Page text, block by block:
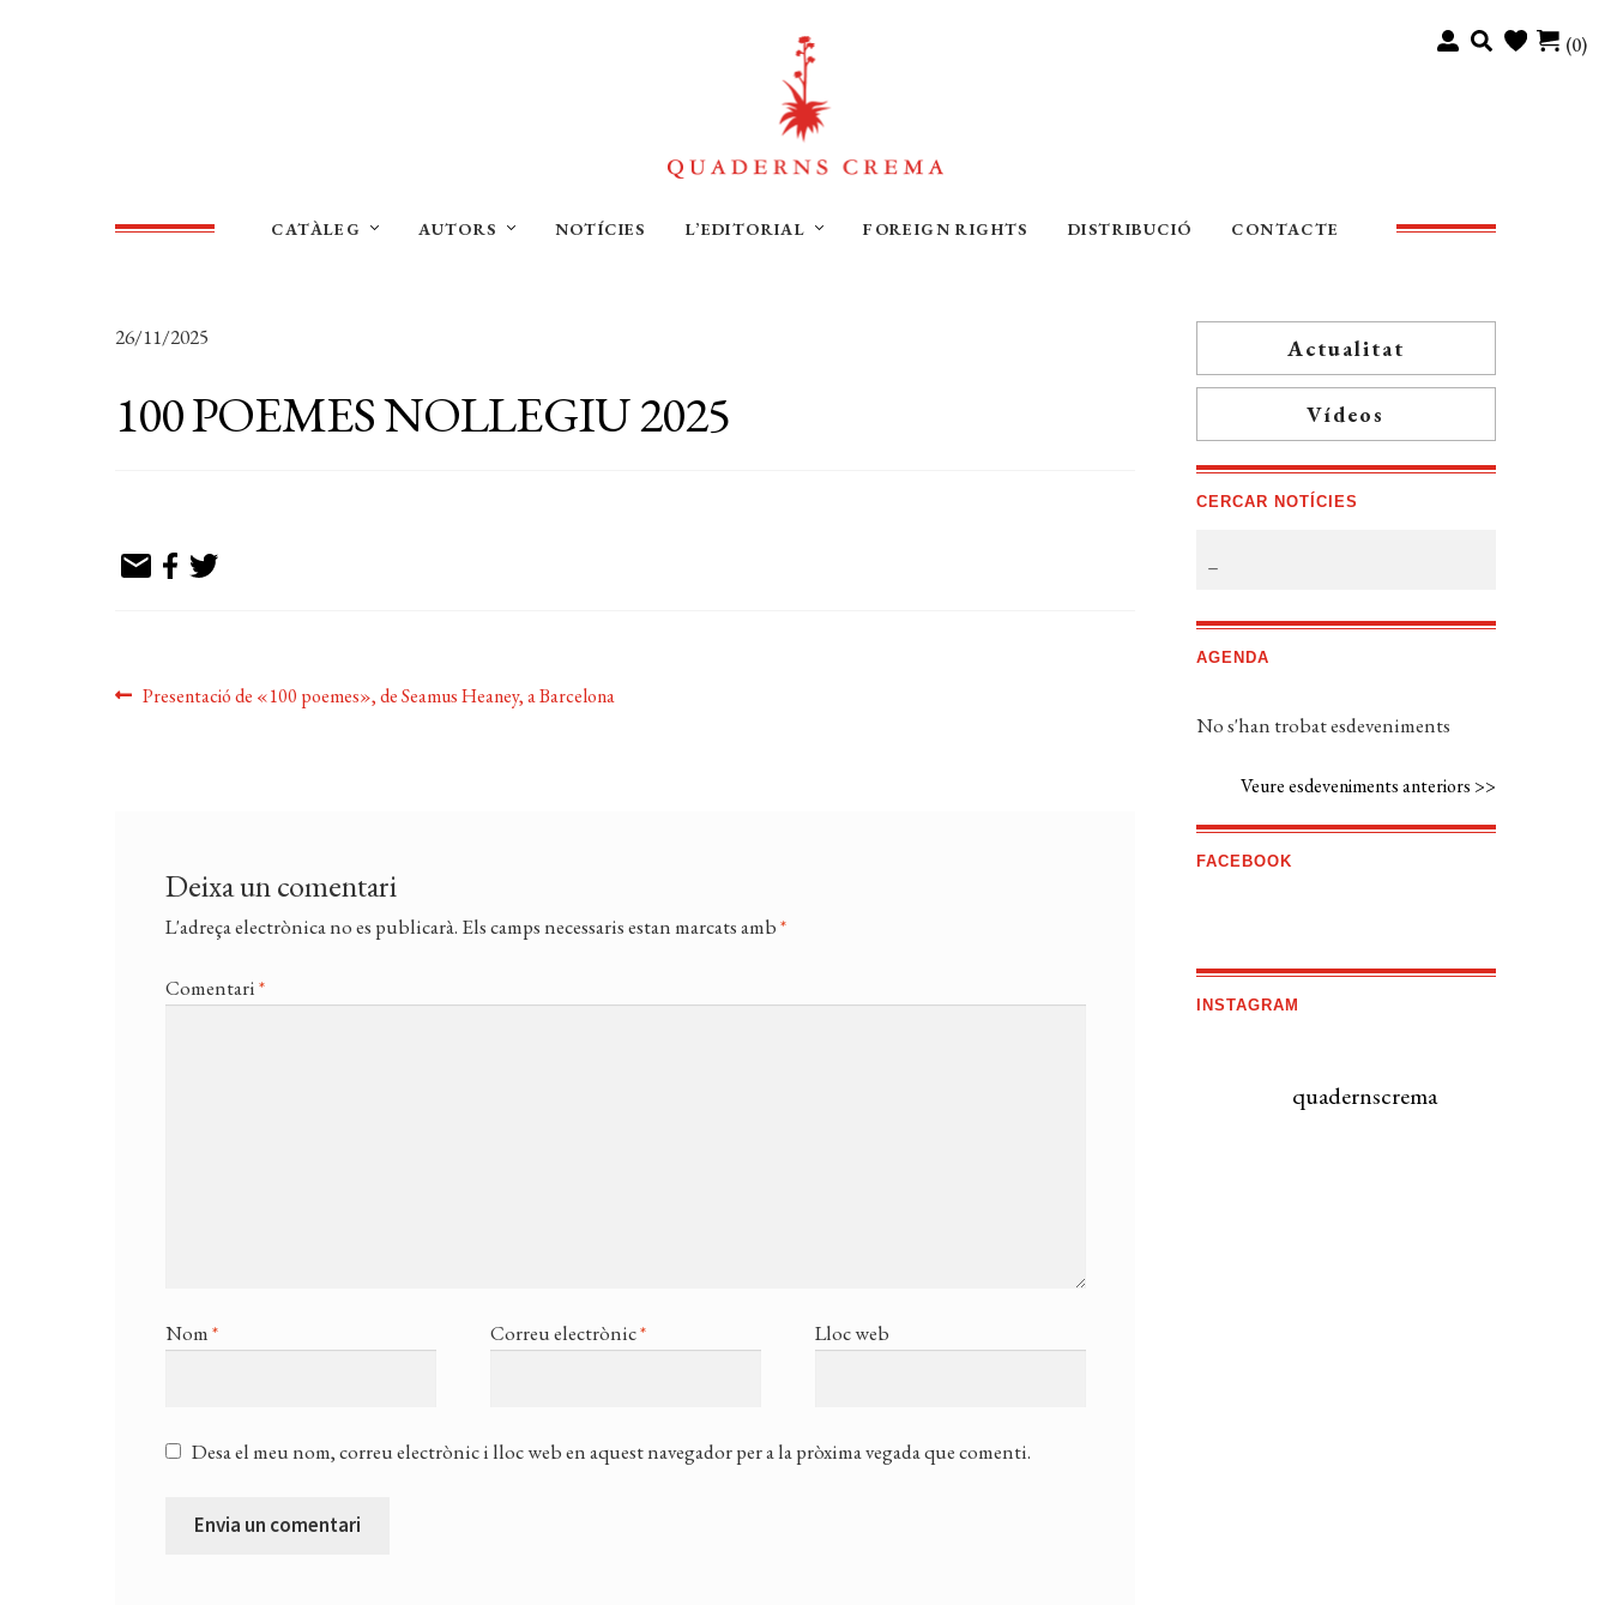
(0)
CATÀLEG AUTORS NOTÍCIES L’EDITORIAL FOREIGN RIGHTS DISTRIBUCIÓ CONTACTE
26/11/2025
100 POEMES NOLLEGIU 2025
Navegació
Entrada
Presentació de «100 poemes», de Seamus Heaney, a Barcelona
Deixa un comentari
L'adreça electrònica no es publicarà. Els camps necessaris estan marcats amb*
Comentari*
Nom* Correu electrònic* Lloc web
Desa el meu nom, correu electrònic i lloc web en aquest navegador per a la pròxima vegada que comenti.
Actualitat
Vídeos
CERCAR NOTÍCIES
AGENDA
No s'han trobat esdeveniments
Veure esdeveniments anteriors >>
FACEBOOK
INSTAGRAM
quadernscrema